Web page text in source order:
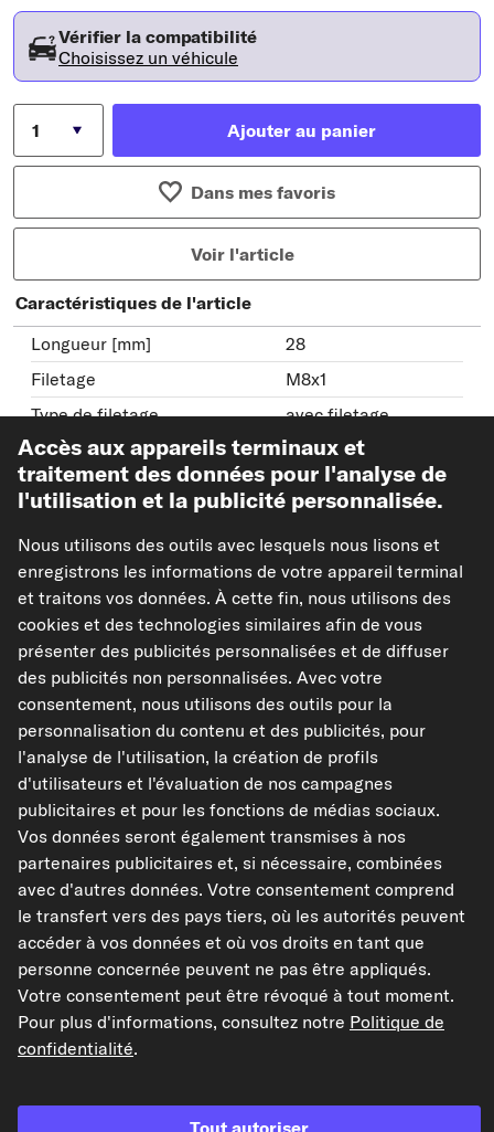
Vérifier la compatibilité
Choisissez un véhicule
Ajouter au panier
Dans mes favoris
Voir l'article
Caractéristiques de l'article
Longueur [mm]
28
Filetage
M8x1
Type de filetage
avec filetage
extérieur
Ouverture de la clé
8
Modèles de véhicules compatibles
TRISCAN Vis de purge d'air / - soupape, étrier de
frein
Réf : 8105 3659
1,16 €
TVA de 20% incluse, plus frais de port
Disponible immédiatement
Vérifier la compatibilité
Choisissez un véhicule
Ajouter au panier
Voir l'article
Accès aux appareils terminaux et
traitement des données pour l'analyse de
l'utilisation et la publicité personnalisée.
Nous utilisons des outils avec lesquels nous lisons et
enregistrons les informations de votre appareil terminal
et traitons vos données. À cette fin, nous utilisons des
cookies et des technologies similaires afin de vous
présenter des publicités personnalisées et de diffuser
des publicités non personnalisées. Avec votre
consentement, nous utilisons des outils pour la
personnalisation du contenu et des publicités, pour
l'analyse de l'utilisation, la création de profils
d'utilisateurs et l'évaluation de nos campagnes
publicitaires et pour les fonctions de médias sociaux.
Vos données seront également transmises à nos
partenaires publicitaires et, si nécessaire, combinées
avec d'autres données. Votre consentement comprend
le transfert vers des pays tiers, où les autorités peuvent
accéder à vos données et où vos droits en tant que
personne concernée peuvent ne pas être appliqués.
Votre consentement peut être révoqué à tout moment.
Pour plus d'informations, consultez notre Politique de
confidentialité.
Tout autoriser